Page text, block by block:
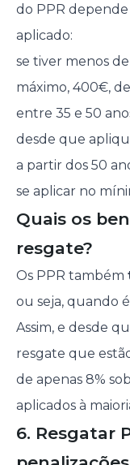
do PPR
aplicado:
se tiver menos
máximo, 400€,
entre 35 e 50
desde que
a partir dos 50
se aplicar no
Quais os
resgate?
Os PPR também
ou seja, quando
Assim, e desde
resgate que
de apenas 8%
aplicados à
6. Resgatar